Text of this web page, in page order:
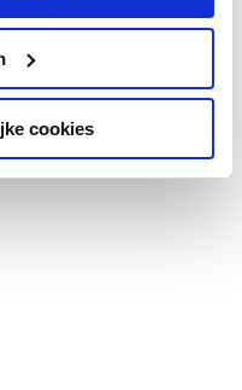
cookies